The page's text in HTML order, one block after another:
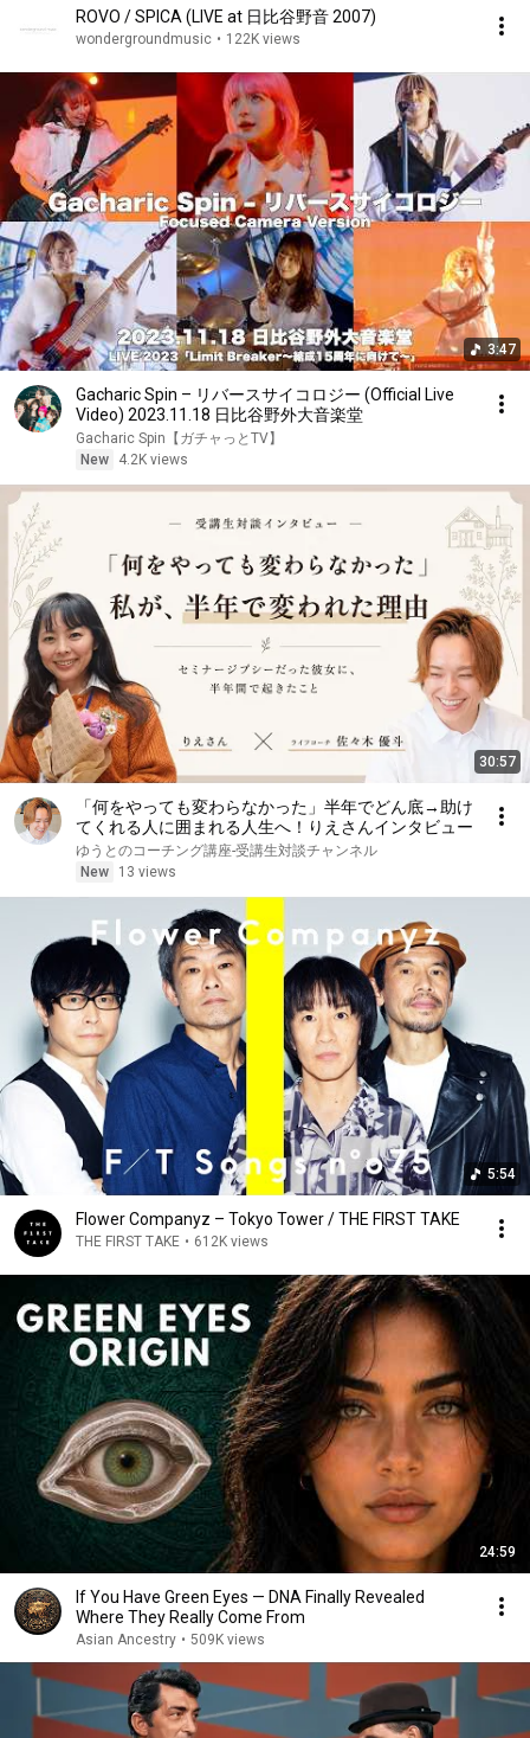
ROVO / SPICA (LIVE at 日比谷野音 2007)
wondergroundmusic • 122K views
3:47
Gacharic Spin – リバースサイコロジー (Official Live
Video) 2023.11.18 日比谷野外大音楽堂
Gacharic Spin【ガチャっとTV】
New
4.2K views
30:57
「何をやっても変わらなかった」半年でどん底→助け
てくれる人に囲まれる人生へ！りえさんインタビュー
ゆうとのコーチング講座-受講生対談チャンネル
New
13 views
5:54
Flower Companyz – Tokyo Tower / THE FIRST TAKE
THE FIRST TAKE • 612K views
24:59
If You Have Green Eyes — DNA Finally Revealed
Where They Really Come From
Asian Ancestry • 509K views